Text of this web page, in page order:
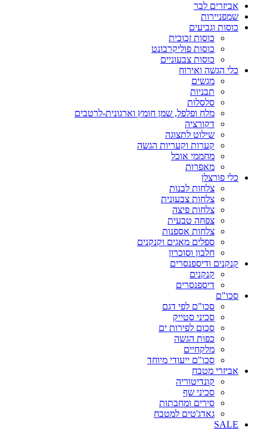
אביזרים לבר
שמפניירות
כוסות וגביעים
כוסות זכוכית
כוסות פוליקרבונט
כוסות צבעוניים
כלי הגשה ואירוח
מגשים
תבניות
סלסלות
מלח ופלפל, שמן חומץ וארגונית-לרטבים
דקורציה
שילוט לתצוגה
קערות וקעריות הגשה
מחממי אוכל
מאפרות
כלי פורצלן
צלחות לבנות
צלחות צבעונית
צלחות פיצה
צפחה טבעית
צלחות אספנות
ספלים מאגים וקנקנים
חלבון וסוכרון
קנקנים ודיספנסרים
קנקנים
דיספנסרים
סכו"ם
סכו"ם לפי דגם
סכיני סטייק
סכום לפירות ים
כפות הגשה
מלקחיים
סכו"ם ייעודי מיוחד
אביזרי מטבח
קונדיטוריה
סכיני שף
סירים ומחבתות
גאדג'טים למטבח
SALE